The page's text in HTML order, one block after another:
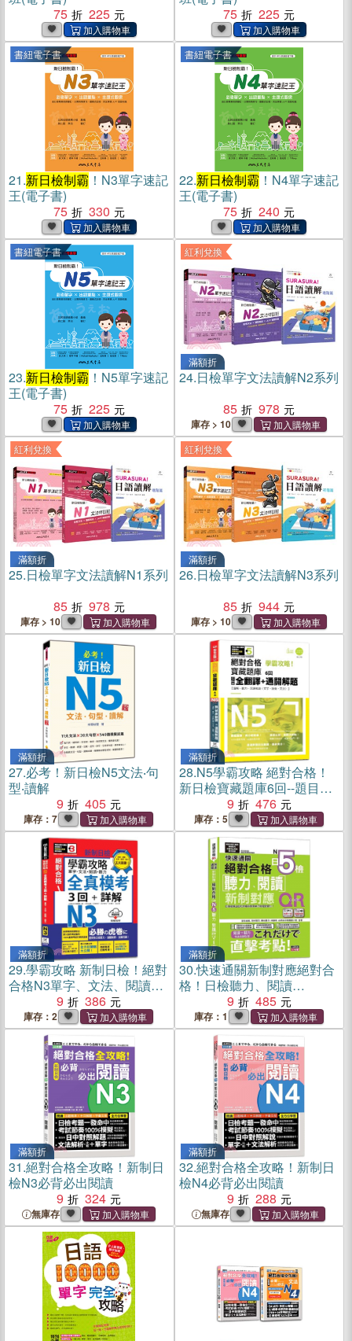
75
225
75
225
書紐電子書
21.新日檢制霸 ！N3單字速記
王(電子書)
75
330
書紐電子書
22.新日檢制霸 ！N4單字速記
王(電子書)
75
240
書紐電子書
23.新日檢制霸 ！N5單字速記
王(電子書)
75
225
紅利兌換
滿額折
24.日檢單字文法讀解N2系列
85
978
庫存 > 10
紅利兌換
滿額折
25.日檢單字文法讀解N1系列
85
978
庫存 > 10
紅利兌換
滿額折
26.日檢單字文法讀解N3系列
85
944
庫存 > 10
滿額折
27.必考！新日檢N5文法‧句
型‧讀解
9
405
庫存：7
滿額折
28.N5學霸攻略 絕對合格！
新日檢寶藏題庫6回--題目全
翻譯＋通關解題【讀解、聽
力、言語知識〈文字、語
彙、文法〉】（16K+6回QR
Code線上音檔）
9 476
庫存：5
滿額折
29.學霸攻略 新制日檢！絕對
合格N3單字、文法、閱讀、
聽力全真模考三回+詳解
（16K+QR Code線上音檔）
9 386
庫存：2
滿額折
30.快速通關新制對應絕對合
格！日檢聽力、閱讀
N5【QR Code線上音檔＆實
戰MP3】
9 485
庫存：1
滿額折
31.絕對合格全攻略！新制日
檢N3必背必出閱讀
9
324
無庫存
滿額折
32.絕對合格全攻略！新制日
檢N4必背必出閱讀
9
288
無庫存